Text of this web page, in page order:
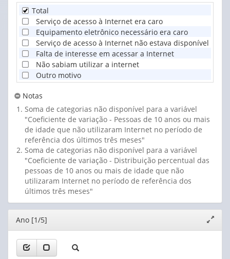
Total
Serviço de acesso à Internet era caro
Equipamento eletrônico necessário era caro
Serviço de acesso à Internet não estava disponível nos
Falta de interesse em acessar a Internet
Não sabiam utilizar a internet
Outro motivo
Notas
Soma de categorias não disponível para a variável
"Coeficiente de variação - Pessoas de 10 anos ou mais
de idade que não utilizaram Internet no período de
referência dos últimos três meses"
Soma de categorias não disponível para a variável
"Coeficiente de variação - Distribuição percentual das
pessoas de 10 anos ou mais de idade que não
utilizaram Internet no período de referência dos
últimos três meses"
Editor
janela
Ano [1/5]